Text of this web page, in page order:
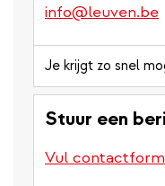
info@leuven.be
Je krijgt zo snel
Stuur een
Vul